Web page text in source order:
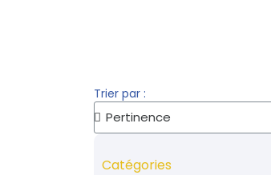
Trier par :
Catégories